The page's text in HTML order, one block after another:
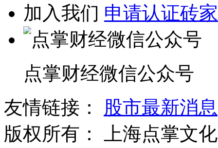
加入我们 申请认证砖家
点掌财经微信公众号
友情链接：
股市最新消息
版权所有：
上海点掌文